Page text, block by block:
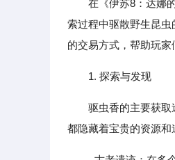
在《伊苏8：达娜的
索过程中驱散野生昆
的交易方式，帮助玩家
1. 探索与发现
驱虫香的主要获
都隐藏着宝贵的资源和